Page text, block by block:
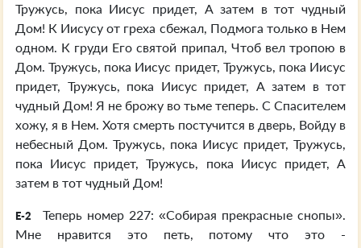
Тружусь, пока Иисус придет, А затем в тот чудный
Дом! К Иисусу от греха сбежал, Подмога только в Нем
одном. К груди Его святой припал, Чтоб вел тропою в
Дом. Тружусь, пока Иисус придет, Тружусь, пока Иисус
придет, Тружусь, пока Иисус придет, А затем в тот
чудный Дом! Я не брожу во тьме теперь. С Спасителем
хожу, я в Нем. Хотя смерть постучится в дверь, Войду в
небесный Дом. Тружусь, пока Иисус придет, Тружусь,
пока Иисус придет, Тружусь, пока Иисус придет, А
затем в тот чудный Дом!
E-2
Теперь номер 227: «Собирая прекрасные снопы».
Мне нравится это петь, потому что это -